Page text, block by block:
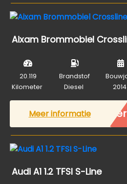
Aixam Brommobiel
20.119
Kilometer
Brandstof
Diesel
2014
Meer informatie
Audi A1 1.2 TFSI S-Line